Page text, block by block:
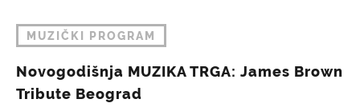
MUZIČKI PROGRAM
Novogodišnja MUZIKA TRGA: James Brown
Tribute Beograd